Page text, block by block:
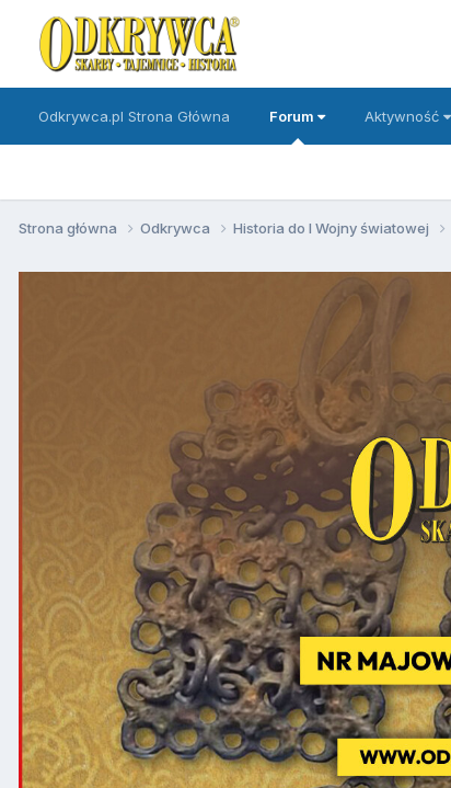
Odkrywca.pl Strona Główna Forum Aktywność
Strona główna Odkrywca Historia do I Wojny światowej